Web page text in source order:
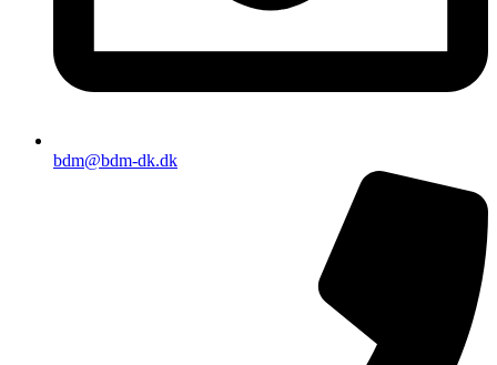
bdm@bdm-dk.dk